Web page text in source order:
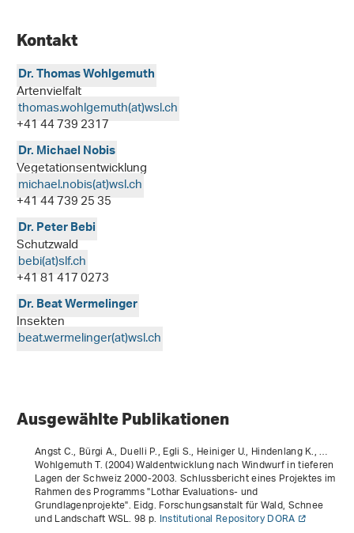
Kontakt
Dr. Thomas Wohlgemuth
Artenvielfalt
thomas.wohlgemuth(at)wsl.ch
+41 44 739 2317
Dr. Michael Nobis
Vegetationsentwicklung
michael.nobis(at)wsl.ch
+41 44 739 25 35
Dr. Peter Bebi
Schutzwald
bebi(at)slf.ch
+41 81 417 0273
Dr. Beat Wermelinger
Insekten
beat.wermelinger(at)wsl.ch
Ausgewählte Publikationen
Angst C., Bürgi A., Duelli P., Egli S., Heiniger U., Hindenlang K., …
Wohlgemuth T. (2004)Waldentwicklung nach Windwurf in tieferen
Lagen der Schweiz 2000-2003. Schlussbericht eines Projektes im
Rahmen des Programms "Lothar Evaluations- und
Grundlagenprojekte". Eidg. Forschungsanstalt für Wald, Schnee
und Landschaft WSL. 98 p. Institutional Repository DORA